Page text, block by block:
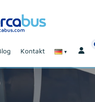
Kontakt